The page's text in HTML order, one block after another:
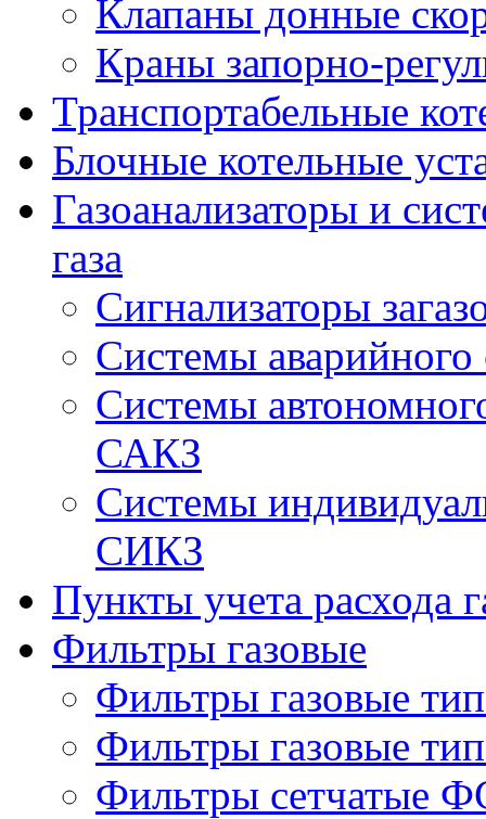
Клапаны донные
Краны запорно-
Транспортабельные
Блочные котельные
Газоанализаторы и
газа
Сигнализаторы
Системы
Системы
САКЗ
Системы
СИКЗ
Пункты учета расхода
Фильтры газовые
Фильтры газовые
Фильтры газовые
Фильтры сетчатые